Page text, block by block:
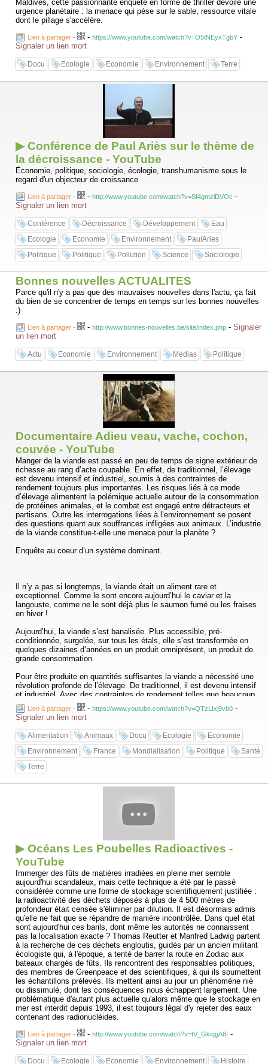
Maldives, cette passionnante enquête en forme de thriller dévoile une
urgence planétaire : la menace qui pèse sur le sable, ressource vitale
dont le pillage s'accélère.
Lien à partager - - https://www.youtube.com/watch?v=O5tNEyxTgbY -
Signaler un lien mort
Docu Ecologie Economie Environnement Terre
▶ Conférence de Paul Ariès sur le thème de
la décroissance - YouTube
Économie, politique, sociologie, écologie, transhumanisme sous le
regard d'un objecteur de croissance
Lien à partager - - http://www.youtube.com/watch?v=Sf4gmziDVOc -
Signaler un lien mort
Conférence Décroissance Développement
Eau
Ecologie
Economie Environnement
PaulAries
Politique
Politique Pollution Science Sociologie
Bonnes nouvelles ACTUALITES
Parce qu'il n'y a pas que des mauvaises nouvelles dans l'actu, ça fait
du bien de se concentrer de temps en temps sur les bonnes nouvelles
:)
Lien à partager - - http://www.bonnes-nouvelles.be/site/index.php - Signaler
un lien mort
Actu Economie Environnement Médias Politique
Documentaire Adieu veau, vache, cochon,
couvée - YouTube
Manger de la viande est passé en peu de temps de signe extérieur de
richesse au rang d’acte coupable. En effet, de traditionnel, l’élevage
est devenu intensif et industriel, soumis à des contraintes de
rendement toujours plus importantes. Les risques liés à ce mode
d’élevage alimentent la polémique actuelle autour de la consommation
de protéines animales, et le combat est engagé entre détracteurs et
partisans. Outre les interrogations liées à l’environnement se posent
des questions quant aux souffrances infligées aux animaux. L’industrie
de la viande constitue-t-elle une menace pour la planète ?
Enquête au coeur d’un système dominant.
Il n’y a pas si longtemps, la viande était un aliment rare et
exceptionnel. Comme le sont encore aujourd’hui le caviar et la
langouste, comme ne le sont déjà plus le saumon fumé ou les fraises
en hiver !
Aujourd’hui, la viande s’est banalisée. Plus accessible, pré-
conditionnée, surgelée, sur tous les étals, elle s’est transformée en
quelques dizaines d’années en un produit omniprésent, un produit de
grande consommation.
Pour être produite en quantités suffisantes la viande a nécessité une
révolution profonde de l’élevage. De traditionnel, il est devenu intensif
et industriel. Avec des contraintes de rendement telles que beaucoup
d’élevages sont devenus de simples usines. Des éleveurs aveuglés
par la productivité qui en arrivent à oublier les animaux et ne voient
plus que des protéines sur pattes. Des usines qui confinent les
animaux dans des chaînes de production de composants nécessaires
à l’industrie agroalimentaire. Mais ces usines, soumises à un système
industriel lié aux impératifs du marché, sont devenues pour beaucoup
d’animaux une immense fabrique de souffrance. Ces usines à viande
mettent en œuvre toutes les techniques, tous les moyens les plus
efficaces, les plus rentables pour produire les animaux nécessaires à
notre immense appétit de viande. Mais à quel prix ?
Auteur : Béatrice Limare Fabrice Nicolino
Lien à partager - - https://www.youtube.com/watch?v=QTzLIxj9vb0 -
Signaler un lien mort
Alimentation Animaux Docu Ecologie
Economie
Environnement
France Mondialisation Politique
Santé
Terre
▶ Océans Les Poubelles Radioactives -
YouTube
Immerger des fûts de matières irradiées en pleine mer semble
aujourd'hui scandaleux, mais cette technique a été par le passé
considérée comme une forme de stockage scientifiquement justifiée :
la radioactivité des déchets déposés à plus de 4 500 mètres de
profondeur était censée s'éliminer par dilution. Il est désormais admis
qu'elle ne fait que se répandre de manière incontrôlée. Dans quel état
sont aujourd'hui ces barils, dont même les autorités ne connaissent
pas la localisation exacte ? Thomas Reutter et Manfred Ladwig partent
à la recherche de ces déchets engloutis, guidés par un ancien militant
écologiste qui, à l'époque, a tenté de barrer la route en Zodiac aux
bateaux chargés de fûts. Ils rencontrent des responsables politiques,
des membres de Greenpeace et des scientifiques, à qui ils soumettent
les échantillons prélevés. Ils mettent ainsi au jour un phénomène nié
ou dissimulé, dont les conséquences nous échappent largement. Une
problématique d'autant plus actuelle qu'alors même que le stockage en
mer est interdit depuis 1993, il est toujours légal d'y rejeter des eaux
contenant des radionucléides.
Lien à partager - - http://www.youtube.com/watch?v=tV_GkiqgA8I -
Signaler un lien mort
Docu Ecologie Economie Environnement Histoire